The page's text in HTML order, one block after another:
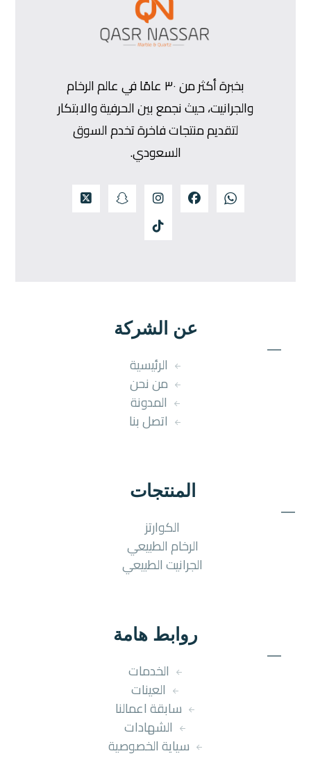
بخبرة أكثر من ٣٠ عامًا في عالم الرخام
والجرانيت، حيث نجمع بين الحرفية والابتكار
لتقديم منتجات فاخرة تخدم السوق
السعودي.
عن الشركة
الرئيسية
من نحن
المدونة
اتصل بنا
المنتجات
الكوارتز
الرخام الطبيعي
الجرانيت الطبيعي
روابط هامة
الخدمات
العينات
سابقة اعمالنا
الشهادات
سياية الخصوصية